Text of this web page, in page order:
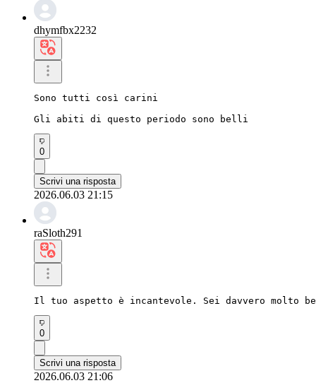
dhymfbx2232
Sono tutti così carini
Gli abiti di questo periodo sono belli
0
Scrivi una risposta
2026.06.03 21:15
raSloth291
Il tuo aspetto è incantevole. Sei davvero molto
0
Scrivi una risposta
2026.06.03 21:06